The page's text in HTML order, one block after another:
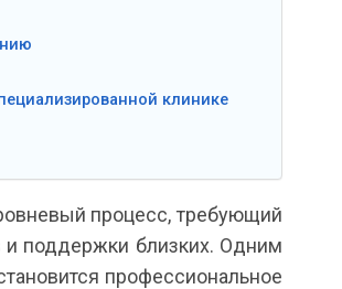
клинике
процесс, требующий
и поддержки близких. Одним
профессиональное